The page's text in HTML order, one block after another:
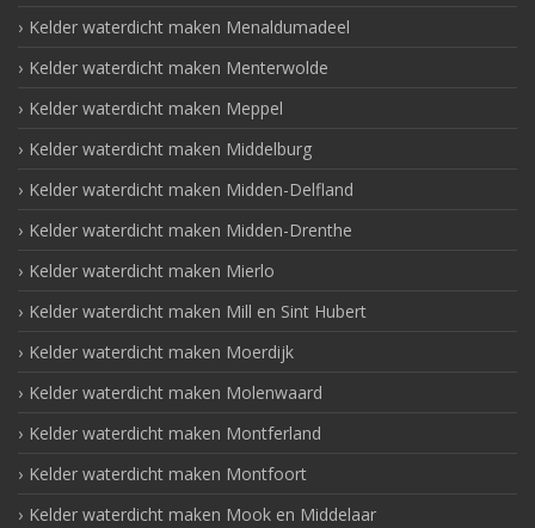
Kelder waterdicht maken Menaldumadeel
Kelder waterdicht maken Menterwolde
Kelder waterdicht maken Meppel
Kelder waterdicht maken Middelburg
Kelder waterdicht maken Midden-Delfland
Kelder waterdicht maken Midden-Drenthe
Kelder waterdicht maken Mierlo
Kelder waterdicht maken Mill en Sint Hubert
Kelder waterdicht maken Moerdijk
Kelder waterdicht maken Molenwaard
Kelder waterdicht maken Montferland
Kelder waterdicht maken Montfoort
Kelder waterdicht maken Mook en Middelaar